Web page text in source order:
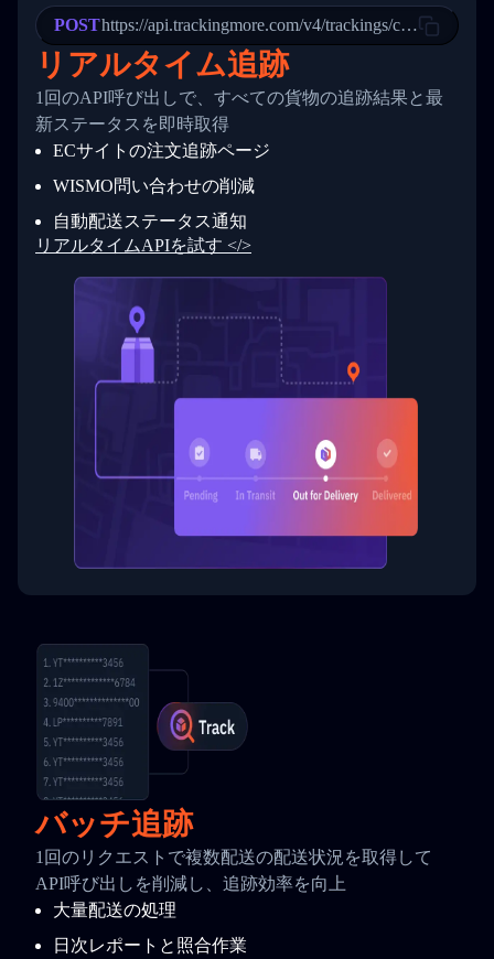
22
23
24
25
26
27
28
29
30
31
33
34
"StatusDescription": "Departed
"Details": "Departed Facility
          },
          {
            "Date": "2017-03-06 15:28:00",
"StatusDescription": "Shipment
"Details": "BEIJING-
          }
        ]
      }
  }
}
POSThttps://api.trackingmore.com/v4/trackings/create
リアルタイム追跡
1回のAPI呼び出しで、すべての貨物の追跡結果と最
新ステータスを即時取得
ECサイトの注文追跡ページ
WISMO問い合わせの削減
自動配送ステータス通知
リアルタイムAPIを試す </>
バッチ追跡
1回のリクエストで複数配送の配送状況を取得して
API呼び出しを削減し、追跡効率を向上
大量配送の処理
日次レポートと照合作業